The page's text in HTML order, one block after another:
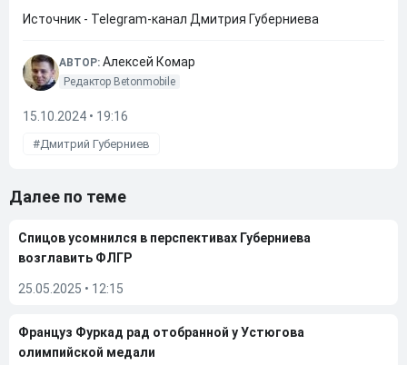
Источник - Telegram-канал Дмитрия Губерниева
АВТОР: Алексей Комар
Редактор Betonmobile
15.10.2024 • 19:16
Дмитрий Губерниев
Далее по теме
Спицов усомнился в перспективах Губерниева
возглавить ФЛГР
25.05.2025 • 12:15
Француз Фуркад рад отобранной у Устюгова
олимпийской медали